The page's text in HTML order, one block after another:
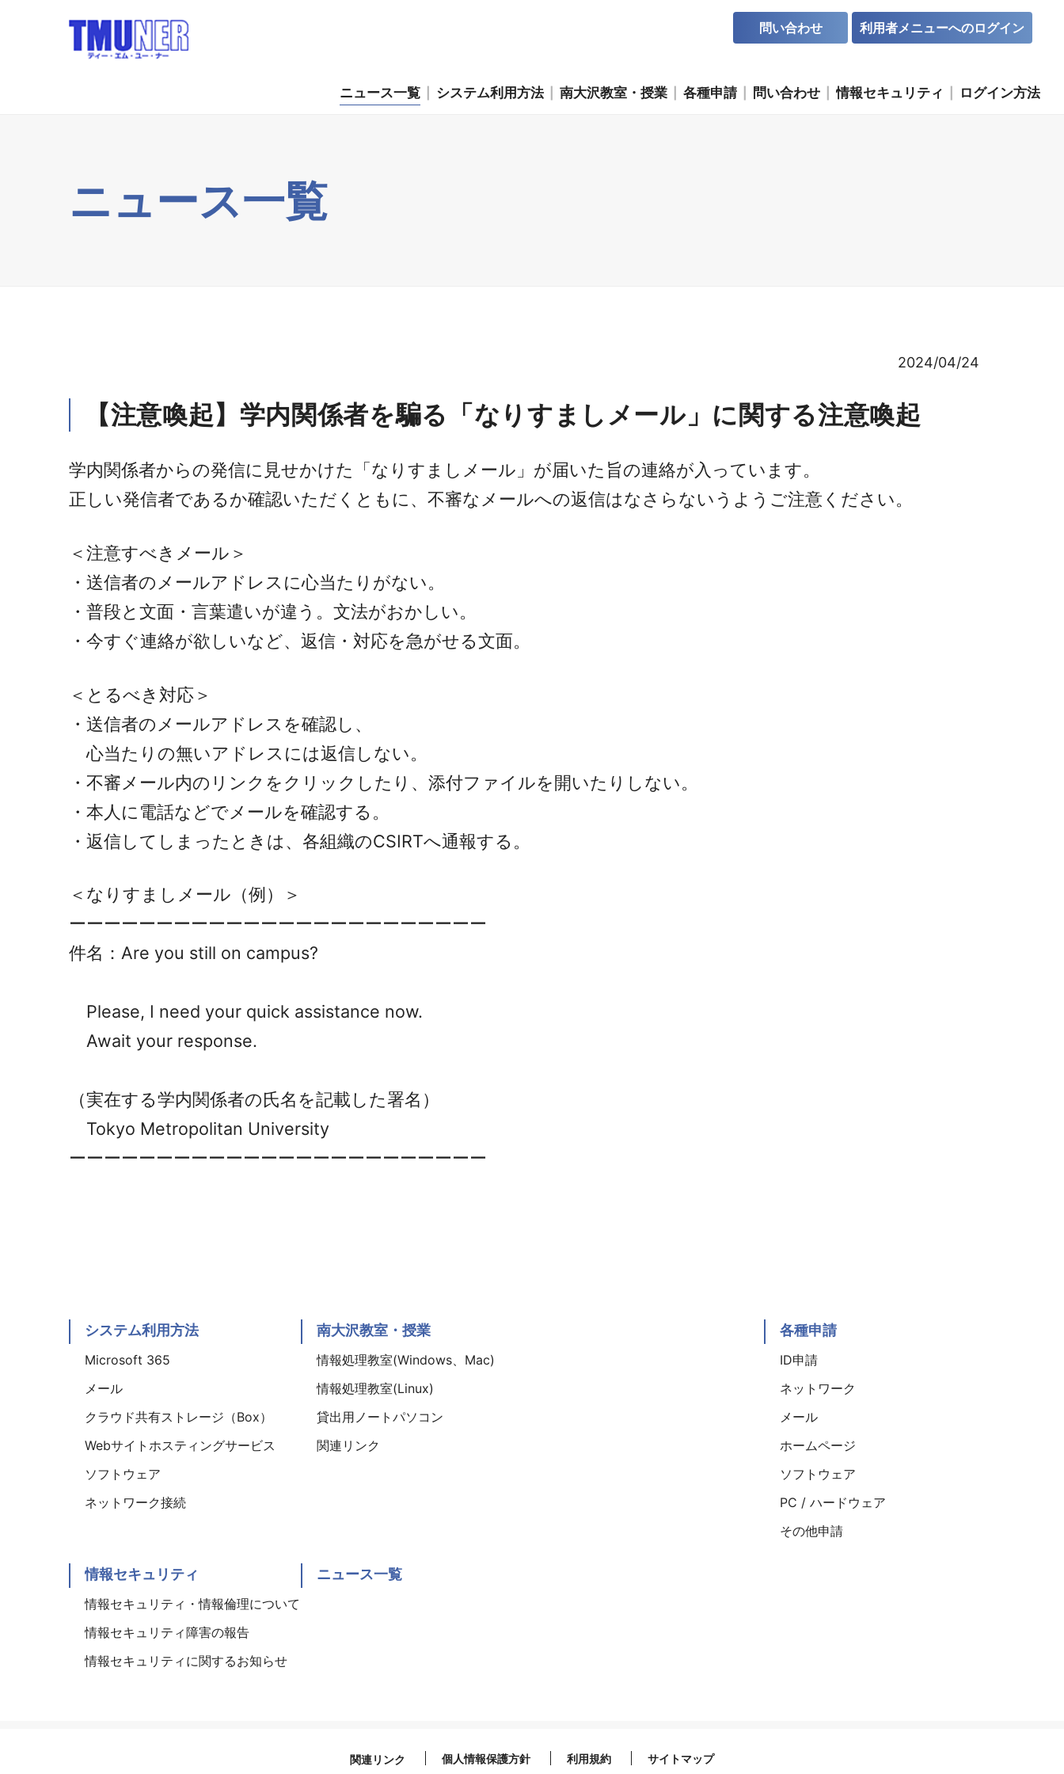
ニュース一覧
2024/04/24
【注意喚起】学内関係者を騙る「なりすましメール」に関する注意喚起
学内関係者からの発信に見せかけた「なりすましメール」が届いた旨の連絡が入っています。
正しい発信者であるか確認いただくともに、不審なメールへの返信はなさらないうようご注意ください。
＜注意すべきメール＞
・送信者のメールアドレスに心当たりがない。
・普段と文面・言葉遣いが違う。文法がおかしい。
・今すぐ連絡が欲しいなど、返信・対応を急がせる文面。
＜とるべき対応＞
・送信者のメールアドレスを確認し、
心当たりの無いアドレスには返信しない。
・不審メール内のリンクをクリックしたり、添付ファイルを開いたりしない。
・本人に電話などでメールを確認する。
・返信してしまったときは、各組織のCSIRTへ通報する。
＜なりすましメール（例）＞
ーーーーーーーーーーーーーーーーーーーーーーーー
件名：Are you still on campus?
Please, I need your quick assistance now.
Await your response.
（実在する学内関係者の氏名を記載した署名）
Tokyo Metropolitan University
ーーーーーーーーーーーーーーーーーーーーーーーー
システム利用方法
Microsoft 365
メール
クラウド共有ストレージ（Box）
Webサイトホスティングサービス
ソフトウェア
ネットワーク接続
南大沢教室・授業
情報処理教室(Windows、Mac)
情報処理教室(Linux)
貸出用ノートパソコン
関連リンク
各種申請
ID申請
ネットワーク
メール
ホームページ
ソフトウェア
PC / ハードウェア
その他申請
情報セキュリティ
情報セキュリティ・情報倫理について
情報セキュリティ障害の報告
情報セキュリティに関するお知らせ
ニュース一覧
関連リンク 個人情報保護方針 利用規約 サイトマップ
問い合わせ 利用者メニューへのログイン
ニュース一覧 システム利用方法 南大沢教室・授業 各種申請 問い合わせ 情報セキュリティ ログイン方法